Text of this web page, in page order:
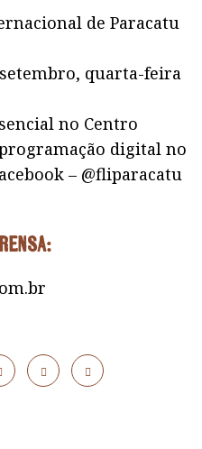
de Paracatu
setembro, quarta-feira
no Centro
digital no
– @‌fliparacatu